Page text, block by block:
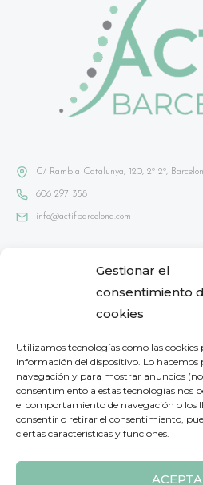
Gestionar el
consentimiento
cookies
Utilizamos tecnologías como las cookies
información del dispositivo. Lo hacemos
navegación y para mostrar anuncios
consentimiento a estas tecnologías nos
el comportamiento de navegación o los
consentir o retirar el consentimiento,
ciertas características y funciones.
C/ Rambla Catalunya, 120, 2º 2º,
606 297 358
info@actifbarcelona.com
Política de privacidad
Mapa del sitio
DECLARACIÓN DE ACCESIBILIDAD